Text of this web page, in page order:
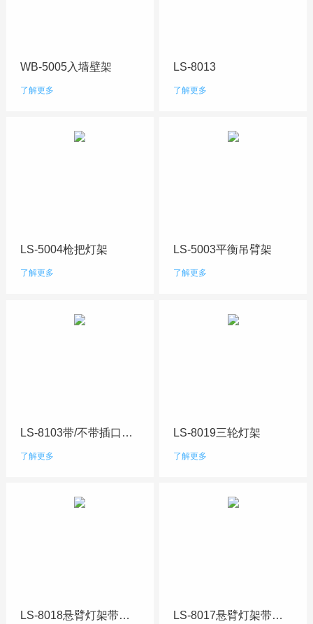
WB-5005入墙壁架
了解更多
LS-8013
了解更多
LS-5004枪把灯架
了解更多
LS-5003平衡吊臂架
了解更多
LS-8103带/不带插口的三脚架
了解更多
LS-8019三轮灯架
了解更多
LS-8018悬臂灯架带轮子 LS-8017悬臂灯架带轮子